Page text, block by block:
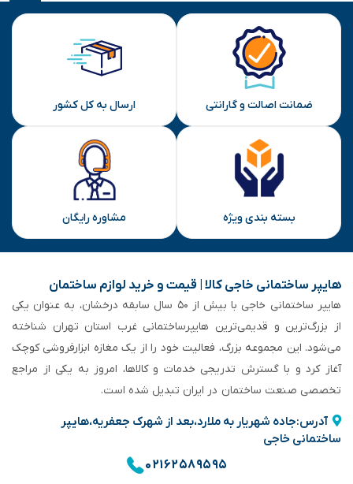
ضمانت اصالت و گارانتی ارسال به کل کشور
بسته بندی ویژه مشاوره رایگان
هایپر ساختمانی خاجی‌ کالا | قیمت و خرید لوازم ساختمان
هایپر ساختمانی خاجی‌ با بیش از ۵۰ سال سابقه‌ درخشان، به عنوان یکی
از بزرگ‌ترین و قدیمی‌ترین هایپرساختمانی‌ غرب استان تهران شناخته
می‌شود. این مجموعه بزرگ، فعالیت خود را از یک مغازه ابزارفروشی کوچک
آغاز کرد و با گسترش تدریجی خدمات و کالاها، امروز به یکی از مراجع
تخصصی صنعت ساختمان در ایران تبدیل شده است.
آدرس:جاده شهریار به ملارد،بعد از شهرک جعفریه،هایپر
ساختمانی خاجی
۰۲۱۶۲۵۸۹۵۹۵